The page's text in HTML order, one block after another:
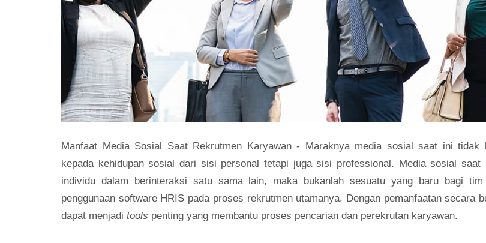
Manfaat Media Sosial Saat Rekrutmen Karyawan - Maraknya media sosial saat ini tidak
kepada kehidupan sosial dari sisi personal tetapi juga sisi professional. Media sosial saat
individu dalam berinteraksi satu sama lain, maka bukanlah sesuatu yang baru bagi
penggunaan software HRIS pada proses rekrutmen utamanya. Dengan pemanfaatan secara
dapat menjadi tools penting yang membantu proses pencarian dan perekrutan karyawan.